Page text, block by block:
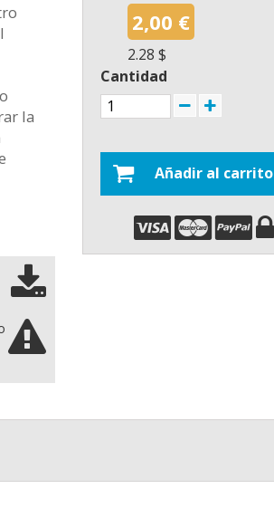
la
2,00 €
2.28 $
Cantidad
Añadir al carrito